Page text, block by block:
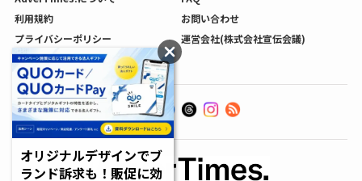
利用規約
お問い合わせ
プライバシーポリシー
運営会社(株式会社宣伝会議)
利用者情報の外部送信について
オリジナルデザインでブ
ランド訴求も！販促に効